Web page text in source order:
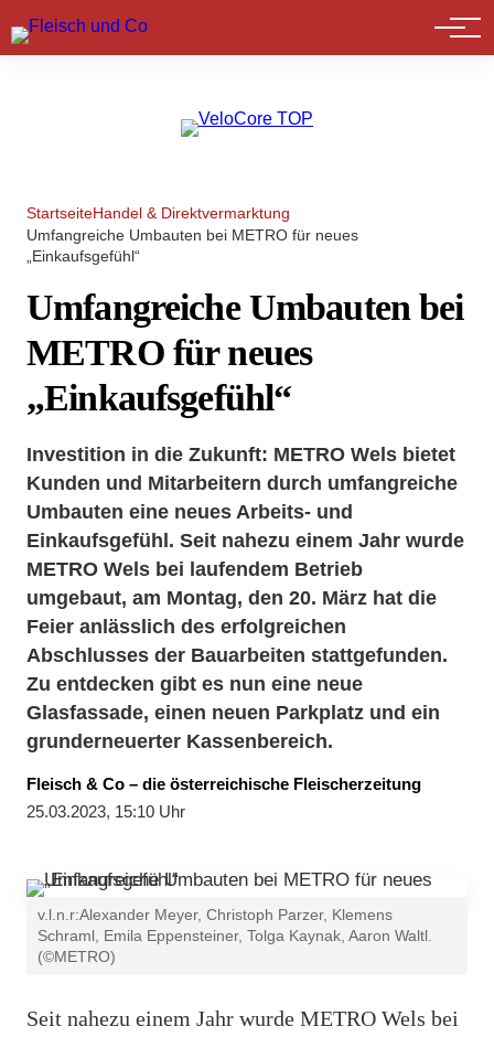
Marktführer
StartseiteHandel & Direktvermarktung
Umfangreiche Umbauten bei METRO für neues
„Einkaufsgefühl“
Umfangreiche Umbauten bei
METRO für neues
„Einkaufsgefühl“
Investition in die Zukunft: METRO Wels bietet
Kunden und Mitarbeitern durch umfangreiche
Umbauten eine neues Arbeits- und
Einkaufsgefühl. Seit nahezu einem Jahr wurde
METRO Wels bei laufendem Betrieb
umgebaut, am Montag, den 20. März hat die
Feier anlässlich des erfolgreichen
Abschlusses der Bauarbeiten stattgefunden.
Zu entdecken gibt es nun eine neue
Glasfassade, einen neuen Parkplatz und ein
grunderneuerter Kassenbereich.
Fleisch & Co – die österreichische Fleischerzeitung
25.03.2023, 15:10 Uhr
v.l.n.r:Alexander Meyer, Christoph Parzer, Klemens
Schraml, Emila Eppensteiner, Tolga Kaynak, Aaron Waltl.
(©METRO)
Seit nahezu einem Jahr wurde METRO Wels bei